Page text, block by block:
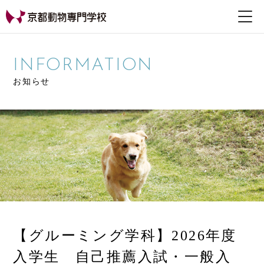
門学校
INFORMATION
お知らせ
【グルーミング学科】2026年度
入学生 自己推薦入試・一般入